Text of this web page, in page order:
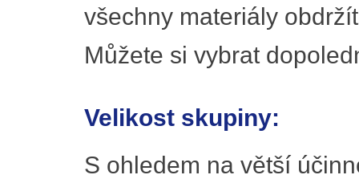
všechny materiály
Můžete si vybrat
Velikost skupiny:
S ohledem na větší